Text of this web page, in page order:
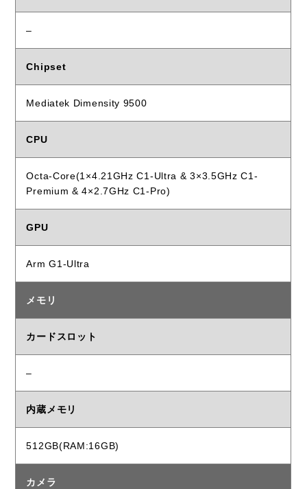
–
Chipset
Mediatek Dimensity 9500
CPU
Octa-Core(1×4.21GHz C1-Ultra & 3×3.5GHz C1-
Premium & 4×2.7GHz C1-Pro)
GPU
Arm G1-Ultra
メモリ
カードスロット
–
内蔵メモリ
512GB(RAM:16GB)
カメラ